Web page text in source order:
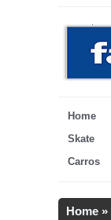
Home
Skate
Carros
Home »